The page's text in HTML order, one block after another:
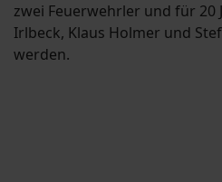
zwei Feuerwehrler und für 20
Irlbeck, Klaus Holmer und
werden.